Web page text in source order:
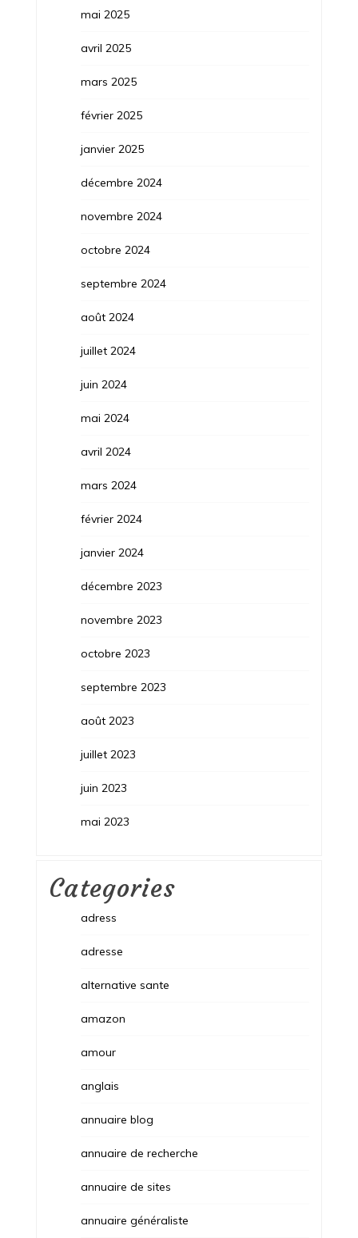
mai 2025
avril 2025
mars 2025
février 2025
janvier 2025
décembre 2024
novembre 2024
octobre 2024
septembre 2024
août 2024
juillet 2024
juin 2024
mai 2024
avril 2024
mars 2024
février 2024
janvier 2024
décembre 2023
novembre 2023
octobre 2023
septembre 2023
août 2023
juillet 2023
juin 2023
mai 2023
Categories
adress
adresse
alternative sante
amazon
amour
anglais
annuaire blog
annuaire de recherche
annuaire de sites
annuaire généraliste